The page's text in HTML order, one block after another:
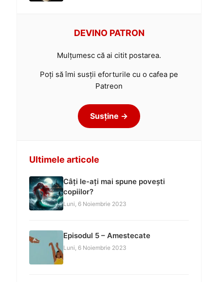
DEVINO PATRON
Mulțumesc că ai citit postarea.
Poți să îmi susții eforturile cu o cafea pe
Patreon
Susține →
Ultimele articole
Câți le-ați mai spune povești
copiilor?
Luni, 6 Noiembrie 2023
Episodul 5 – Amestecate
Luni, 6 Noiembrie 2023